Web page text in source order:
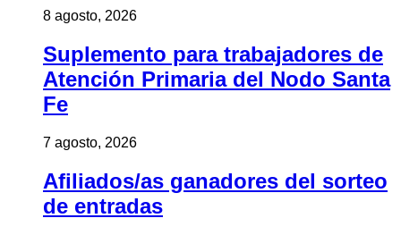
8 agosto, 2026
Suplemento para trabajadores de
Atención Primaria del Nodo Santa
Fe
7 agosto, 2026
Afiliados/as ganadores del sorteo
de entradas